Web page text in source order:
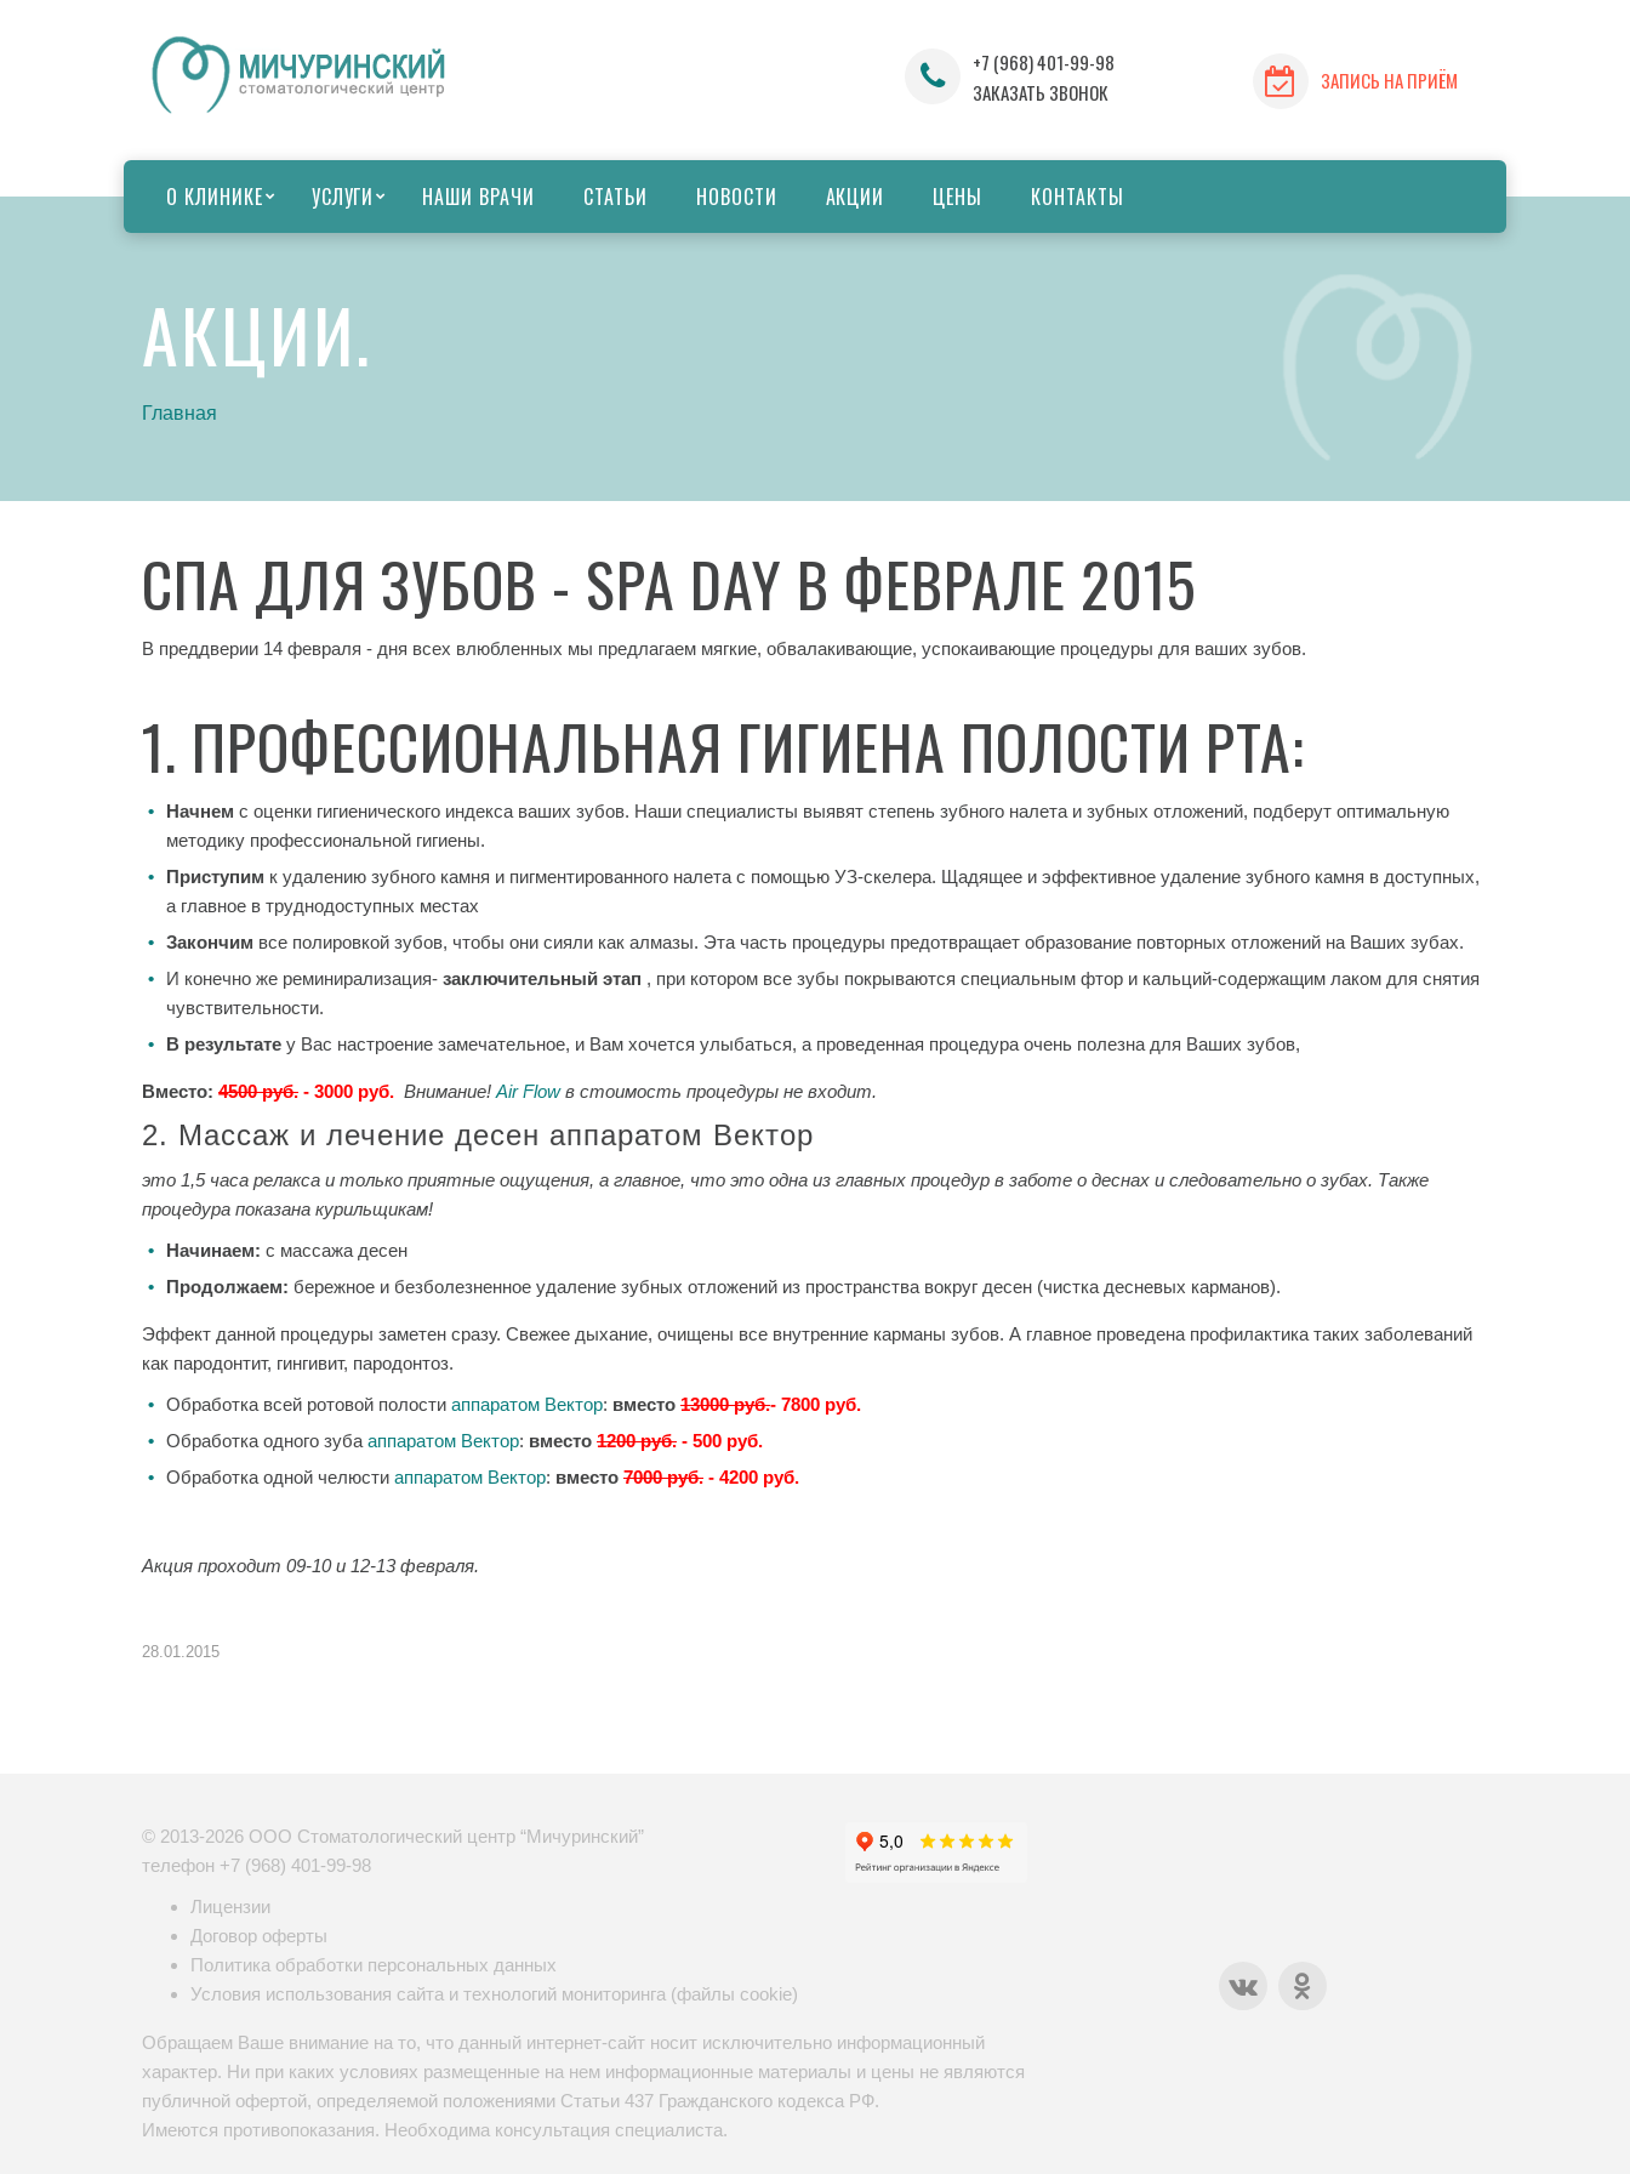
+7 (968) 401-99-98
ЗАКАЗАТЬ ЗВОНОК
ЗАПИСЬ НА ПРИЁМ
О КЛИНИКЕ УСЛУГИ НАШИ ВРАЧИ СТАТЬИ НОВОСТИ АКЦИИ ЦЕНЫ КОНТАКТЫ
АКЦИИ.
Главная
СПА ДЛЯ ЗУБОВ - SPA DAY В ФЕВРАЛЕ 2015
В преддверии 14 февраля - дня всех влюбленных мы предлагаем мягкие, обвалакивающие, успокаивающие процедуры для ваших зубов.
1. ПРОФЕССИОНАЛЬНАЯ ГИГИЕНА ПОЛОСТИ РТА:
Начнем с оценки гигиенического индекса ваших зубов. Наши специалисты выявят степень зубного налета и зубных отложений, подберут оптимальную
методику профессиональной гигиены.
Приступим к удалению зубного камня и пигментированного налета с помощью УЗ-скелера. Щадящее и эффективное удаление зубного камня в доступных,
а главное в труднодоступных местах
Закончим все полировкой зубов, чтобы они сияли как алмазы. Эта часть процедуры предотвращает образование повторных отложений на Ваших зубах.
И конечно же реминирализация- заключительный этап , при котором все зубы покрываются специальным фтор и кальций-содержащим лаком для снятия
чувствительности.
В результате у Вас настроение замечательное, и Вам хочется улыбаться, а проведенная процедура очень полезна для Ваших зубов,
Вместо: 4500 руб. - 3000 руб. Внимание! Air Flowв стоимость процедуры не входит.
2. Массаж и лечение десен аппаратом Вектор
это 1,5 часа релакса и только приятные ощущения, а главное, что это одна из главных процедур в заботе о деснах и следовательно о зубах. Также
процедура показана курильщикам!
Начинаем: с массажа десен
Продолжаем: бережное и безболезненное удаление зубных отложений из пространства вокруг десен (чистка десневых карманов).
Эффект данной процедуры заметен сразу. Свежее дыхание, очищены все внутренние карманы зубов. А главное проведена профилактика таких заболеваний
как пародонтит, гингивит, пародонтоз.
Обработка всей ротовой полости аппаратом Вектор: вместо 13000 руб.- 7800 руб.
Обработка одного зуба аппаратом Вектор: вместо 1200 руб. - 500 руб.
Обработка одной челюсти аппаратом Вектор: вместо 7000 руб. - 4200 руб.
Акция проходит 09-10 и 12-13 февраля.
28.01.2015
© 2013-2026 ООО Стоматологический центр “Мичуринский”
телефон +7 (968) 401-99-98
Лицензии
Договор оферты
Политика обработки персональных данных
Условия использования сайта и технологий мониторинга (файлы cookie)
Обращаем Ваше внимание на то, что данный интернет-сайт носит исключительно информационный
характер. Ни при каких условиях размещенные на нем информационные материалы и цены не являются
публичной офертой, определяемой положениями Статьи 437 Гражданского кодекса РФ.
Имеются противопоказания. Необходима консультация специалиста.